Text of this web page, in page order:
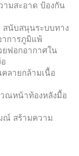
ามสะอาด ป้องกัน
สนับสนุนระบบทาง
าการภูมิแพ้
ยฟอกอากาศใน
ลายกล้ามเนื้อ
ณหน้าท้องหลังมื้อ
ณ์ สร้ามความ